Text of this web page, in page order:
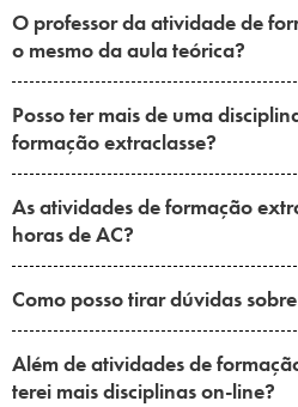
O professor da atividade de
o mesmo da aula teórica?
Posso ter mais de uma
formação extraclasse?
As atividades de formação
horas de AC?
Como posso tirar dúvidas
Além de atividades de
terei mais disciplinas on-line?